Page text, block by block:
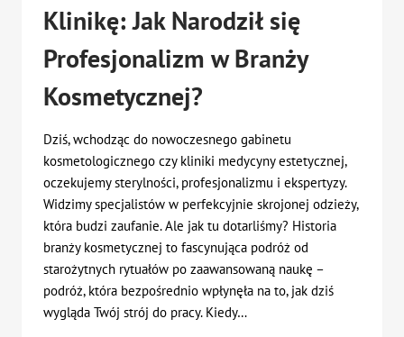
Klinikę: Jak Narodził się
Profesjonalizm w Branży
Kosmetycznej?
Dziś, wchodząc do nowoczesnego gabinetu
kosmetologicznego czy kliniki medycyny estetycznej,
oczekujemy sterylności, profesjonalizmu i ekspertyzy.
Widzimy specjalistów w perfekcyjnie skrojonej odzieży,
która budzi zaufanie. Ale jak tu dotarliśmy? Historia
branży kosmetycznej to fascynująca podróż od
starożytnych rytuałów po zaawansowaną naukę –
podróż, która bezpośrednio wpłynęła na to, jak dziś
wygląda Twój strój do pracy. Kiedy…